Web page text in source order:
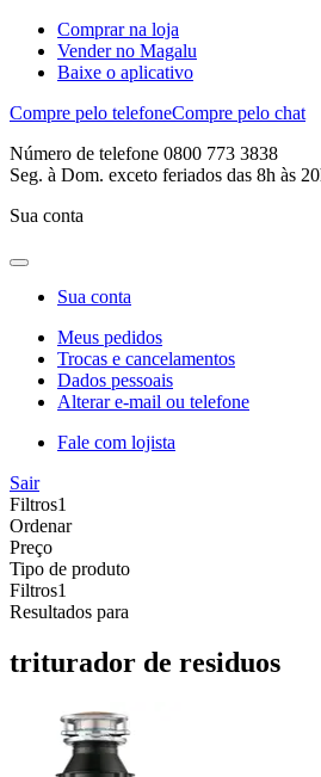
Comprar na loja
Vender no Magalu
Baixe o aplicativo
Compre pelo telefoneCompre pelo chat
Número de telefone 0800 773 3838
Seg. à Dom. exceto feriados das 8h às
Sua conta
Sua conta
Meus pedidos
Trocas e cancelamentos
Dados pessoais
Alterar e-mail ou telefone
Fale com lojista
Sair
Filtros1
Ordenar
Preço
Tipo de produto
Filtros1
Resultados para
triturador de residuos